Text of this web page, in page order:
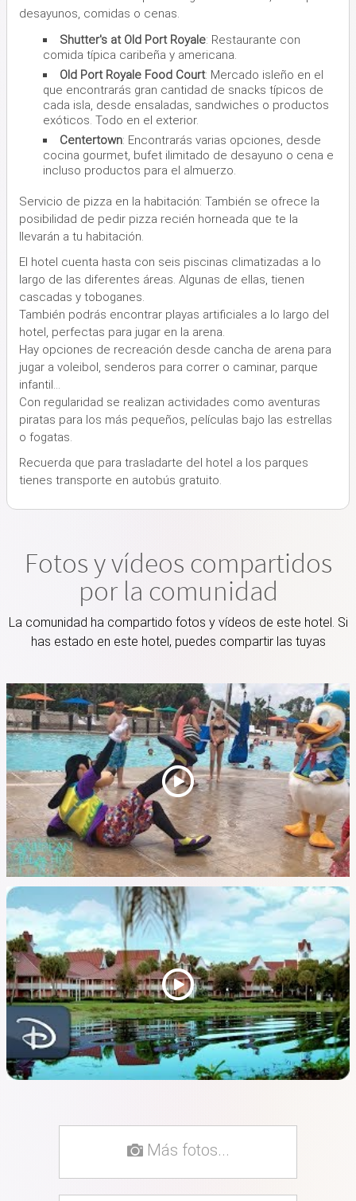
desayunos, comidas o cenas.
Shutter's at Old Port Royale: Restaurante con
comida típica caribeña y americana.
Old Port Royale Food Court: Mercado isleño en el
que encontrarás gran cantidad de snacks típicos de
cada isla, desde ensaladas, sandwiches o productos
exóticos. Todo en el exterior.
Centertown: Encontrarás varias opciones, desde
cocina gourmet, bufet ilimitado de desayuno o cena e
incluso productos para el almuerzo.
Servicio de pizza en la habitación: También se ofrece la
posibilidad de pedir pizza recién horneada que te la
llevarán a tu habitación.
El hotel cuenta hasta con seis piscinas climatizadas a lo
largo de las diferentes áreas. Algunas de ellas, tienen
cascadas y toboganes.
También podrás encontrar playas artificiales a lo largo del
hotel, perfectas para jugar en la arena.
Hay opciones de recreación desde cancha de arena para
jugar a voleibol, senderos para correr o caminar, parque
infantil...
Con regularidad se realizan actividades como aventuras
piratas para los más pequeños, películas bajo las estrellas
o fogatas.
Recuerda que para trasladarte del hotel a los parques
tienes transporte en autobús gratuito.
Fotos y vídeos compartidos
por la comunidad
La comunidad ha compartido fotos y vídeos de este hotel. Si
has estado en este hotel, puedes compartir las tuyas
Más fotos...